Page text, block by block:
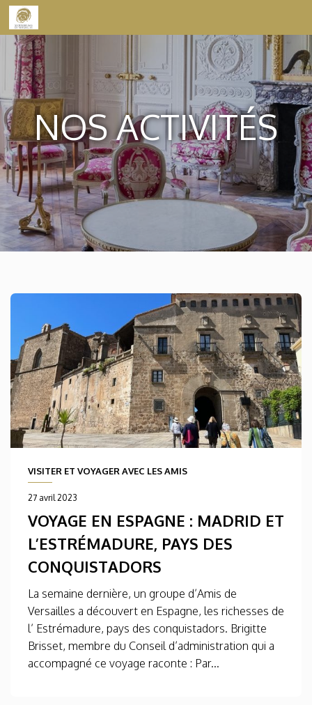
Skip to content
NOS ACTIVITÉS
VISITER ET VOYAGER AVEC LES AMIS
27 avril 2023
VOYAGE EN ESPAGNE : MADRID ET
L’ESTRÉMADURE, PAYS DES
CONQUISTADORS
La semaine dernière, un groupe d’Amis de
Versailles a découvert en Espagne, les richesses de
l’ Estrémadure, pays des conquistadors. Brigitte
Brisset, membre du Conseil d’administration qui a
accompagné ce voyage raconte : Par...